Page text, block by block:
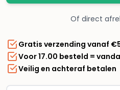
–
Waterdicht
&
Of direct
Gratis verzending vanaf
Voor 17.00 besteld =
Veilig en achteraf betalen